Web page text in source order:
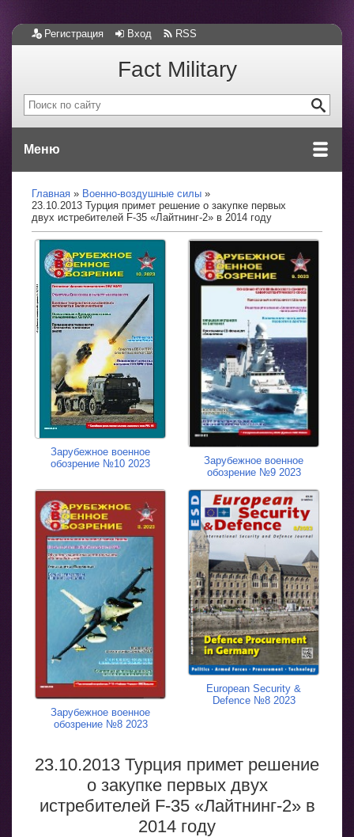
Регистрация Вход RSS
Fact Military
Меню
Главная
Военно-воздушные силы
23.10.2013 Турция примет решение о закупке первых
двух истребителей F-35 «Лайтнинг-2» в 2014 году
Зарубежное военное
обозрение №10 2023
Зарубежное военное
обозрение №9 2023
Зарубежное военное
обозрение №8 2023
European Security &
Defence №8 2023
23.10.2013 Турция примет решение
о закупке первых двух
истребителей F-35 «Лайтнинг-2» в
2014 году